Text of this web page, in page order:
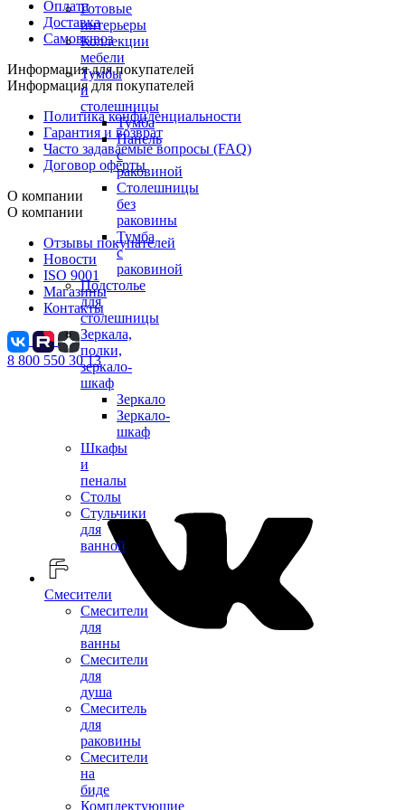
Готовые
интерьеры
Коллекции
мебели
Тумбы
и
столешницы
Тумба
Панель
с
раковиной
Столешницы
без
раковины
Тумба
с
раковиной
Подстолье
для
столешницы
Зеркала,
полки,
зеркало-
шкаф
Зеркало
Зеркало-
шкаф
Шкафы
и
пеналы
Столы
Стульчики
для
ванной
Смесители
Смесители
для
ванны
Смесители
для
душа
Смеситель
для
раковины
Смесители
на
биде
Комплектующие
Оплата
Доставка
Самовывоз
Информация для покупателей
Информация для покупателей
Политика конфиденциальности
Гарантия и возврат
Часто задаваемые вопросы (FAQ)
Договор оферты
О компании
О компании
Отзывы покупателей
Новости
ISO 9001
Магазины
Контакты
8 800 550 30 13